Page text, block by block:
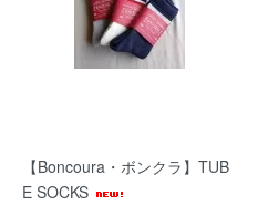
【Boncoura・ボンクラ】TUB
E SOCKS